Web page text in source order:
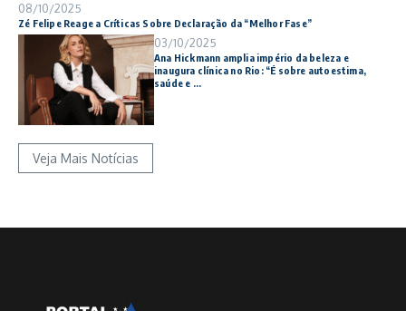
08/10/2025
Zé Felipe Reage a Críticas Sobre Declaração da “Melhor Fase”
03/10/2025
Ana Hickmann amplia império da beleza e
inaugura clínica no Rio: “É sobre autoestima,
saúde e ...
Veja Mais Notícias